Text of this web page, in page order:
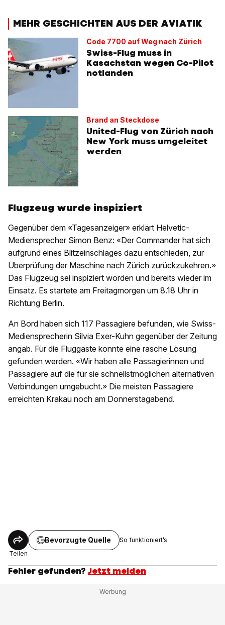
MEHR GESCHICHTEN AUS DER AVIATIK
Code 7700 auf Weg nach Zürich
Swiss-Flug muss in
Kasachstan wegen Co-Pilot
notlanden
Brand an Steckdose
United-Flug von Zürich nach
New York muss umgeleitet
werden
Flugzeug wurde inspiziert
Gegenüber dem «Tagesanzeiger» erklärt Helvetic-
Mediensprecher Simon Benz: «Der Commander hat sich
aufgrund eines Blitzeinschlages dazu entschieden, zur
Überprüfung der Maschine nach Zürich zurückzukehren.»
Das Flugzeug sei inspiziert worden und bereits wieder im
Einsatz. Es startete am Freitagmorgen um 8.18 Uhr in
Richtung Berlin.
An Bord haben sich 117 Passagiere befunden, wie Swiss-
Mediensprecherin Silvia Exer-Kuhn gegenüber der Zeitung
angab. Für die Fluggäste konnte eine rasche Lösung
gefunden werden. «Wir haben alle Passagierinnen und
Passagiere auf die für sie schnellstmöglichen alternativen
Verbindungen umgebucht.» Die meisten Passagiere
erreichten Krakau noch am Donnerstagabend.
Teilen
Bevorzugte Quelle So funktioniert’s
Fehler gefunden? Jetzt melden